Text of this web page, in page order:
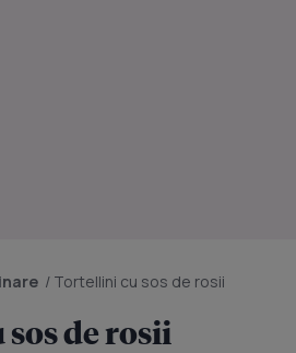
/ Tortellini cu sos de rosii
de rosii